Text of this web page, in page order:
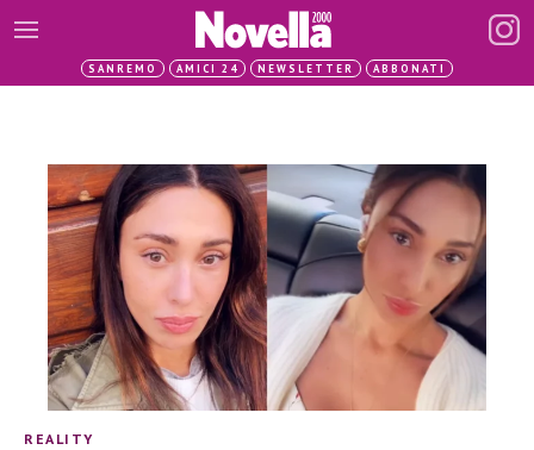
SANREMO AMICI 24 NEWSLETTER ABBONATI
REALITY